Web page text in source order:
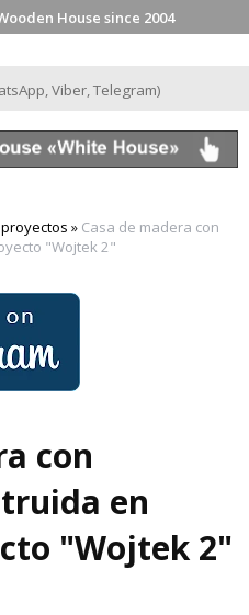
House since 2004
,Viber,Telegram)
proyectos » Casa de madera con
"Wojtek 2"
con
en
"Wojtek 2"